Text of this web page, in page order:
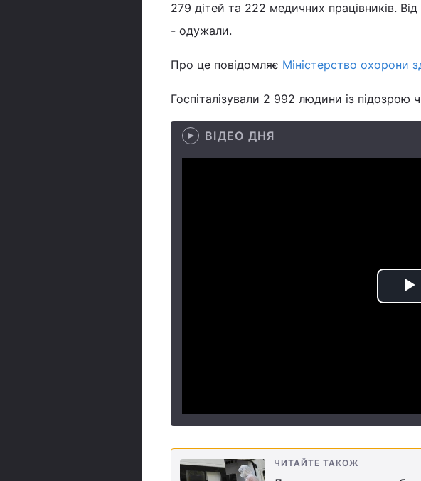
279 дітей та 222 медичних працівників.
- одужали.
Про це повідомляє Міністерство охорони
Госпіталізували 2 992 людини із підозрою
ВІДЕО ДНЯ
ЧИТАЙТЕ ТАКОЖ